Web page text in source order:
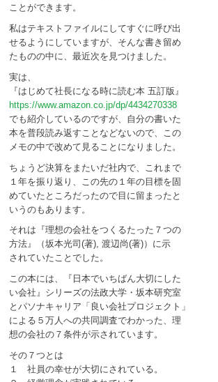
ことができます。
私はテキストファイルにしてすぐに呼び出
せるようにしていますが、そんな書き留め
たものの中に、最近次を見つけました。
実は、
『はじめて社長になる時に読む本 五訂版』
https://www.amazon.co.jp/dp/4434270338
でも紹介しているのですが、自分の書いた
本を普段読み返すことなどないので、この
メモの中で改めて見ることになりました。
ちょうど決算をまたいだ社内で、これまで
１年を振り返り、この先の１年の目標を固
めていたところだったので目に留まったと
いうのもあります。
それは『理想の会社をつくるたった７つの
方法』（坂本光司(著), 渡辺尚(著)）に示
されていたことでした。
この本には、『日本でいちばん大切にした
い会社』シリーズの法政大学・坂本研究室
とパソナキャリア「良い会社プロジェクト」
による５万人への共同調査でわかった、理
想の会社の７条件が示されています。
その７つとは
１ 社員の幸せが大切にされている。